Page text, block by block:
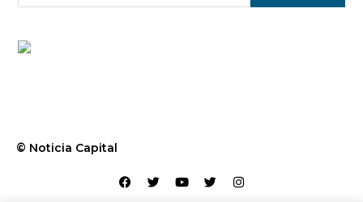
© Noticia Capital